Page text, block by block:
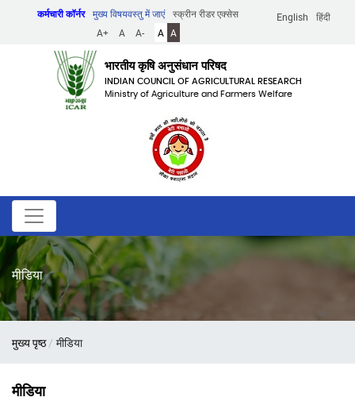
English हिंदी
कर्मचारी कॉर्नर मुख्य विषयवस्तु में जाएं
स्क्रीन रीडर एक्सेस
A+
A A- A A
भारतीय कृषि अनुसंधान परिषद
INDIAN COUNCIL OF AGRICULTURAL RESEARCH
Ministry of Agriculture and Farmers Welfare
मीडिया
पग
मुख्य पृष्ठ मीडिया
मीडिया